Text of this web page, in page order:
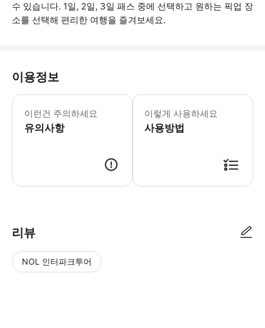
수 있습니다. 1일, 2일, 3일 패스 중에 선택하고 원하는 픽업 장
소를 선택해 편리한 여행을 즐겨보세요.
이용정보
이런건 주의하세요
유의사항
어린이 규정 -무료: 12세 및 그 미만 *
이렇게 사용하세요
사용방법
리뷰
NOL 인터파크투어